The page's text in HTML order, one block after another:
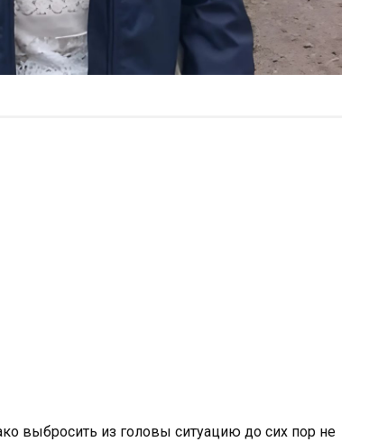
выбросить из головы ситуацию до сих пор не